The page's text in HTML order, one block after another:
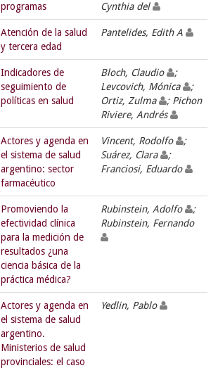
programas
Cynthia del
Atención de la salud
y tercera edad
Pantelides, Edith A
Indicadores de
seguimiento de
políticas en salud
Bloch, Claudio
;
Levcovich, Mónica
;
Ortiz, Zulma
; Pichon
Riviere, Andrés
Actores y agenda en
el sistema de salud
argentino: sector
farmacéutico
Vincent, Rodolfo
;
Suárez, Clara
;
Franciosi, Eduardo
Promoviendo la
efectividad clínica
para la medición de
resultados ¿una
ciencia básica de la
práctica médica?
Rubinstein, Adolfo
;
Rubinstein, Fernando
Actores y agenda en
el sistema de salud
argentino.
Ministerios de salud
provinciales: el caso
Yedlin, Pablo